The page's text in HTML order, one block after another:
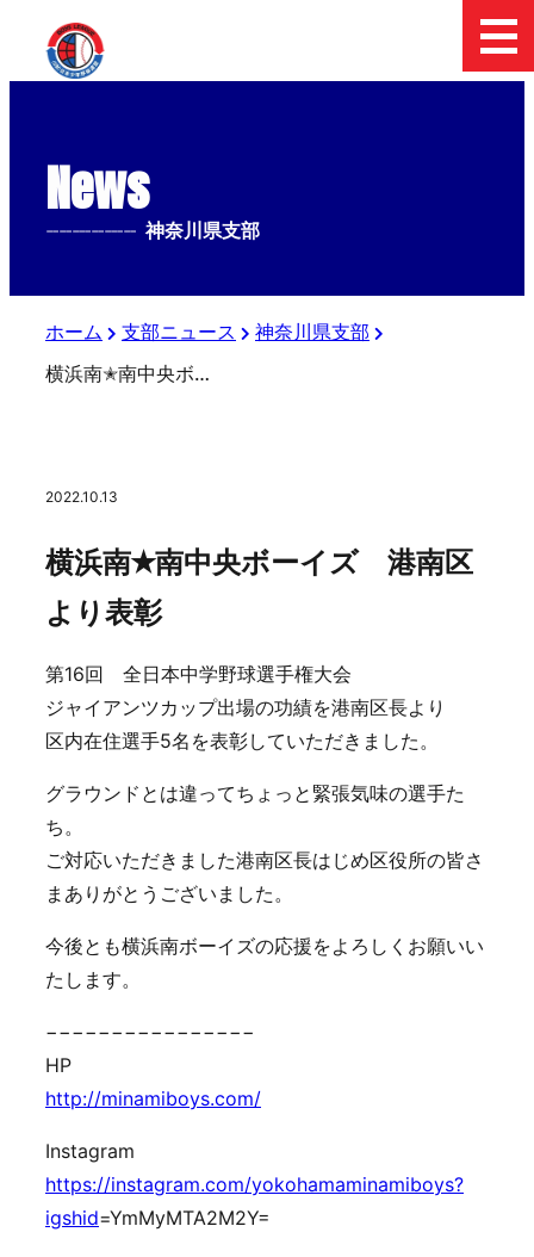
News
-------------- 神奈川県支部
ホーム 支部ニュース
神奈川県支部
横浜南✭南中央ボーイズ 港南区より表彰
2022.10.13
横浜南✭南中央ボーイズ 港南区
より表彰
第16回 全日本中学野球選手権大会
ジャイアンツカップ出場の功績を港南区長より
区内在住選手5名を表彰していただきました。
グラウンドとは違ってちょっと緊張気味の選手た
ち。
ご対応いただきました港南区長はじめ区役所の皆さ
まありがとうございました。
今後とも横浜南ボーイズの応援をよろしくお願いい
たします。
−−−−−−−−−−−−−−−−
HP
http://minamiboys.com/
Instagram
https://instagram.com/yokohamaminamiboys?
igshid=YmMyMTA2M2Y=